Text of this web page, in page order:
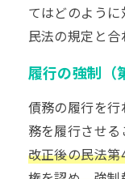
てはどのように
民法の規定と合
履行の強制（
債務の履行を
務を履行させる
改正後の民法